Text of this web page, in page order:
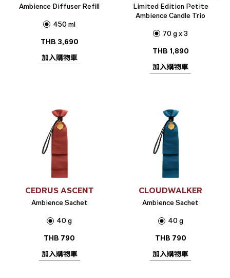
Ambience Diffuser Refill
450 ml
THB 3,690
加入購物車
Limited Edition Petite
Ambience Candle Trio
70 g x 3
THB 1,890
加入購物車
CEDRUS ASCENT
Ambience Sachet
40 g
THB 790
加入購物車
CLOUDWALKER
Ambience Sachet
40 g
THB 790
加入購物車